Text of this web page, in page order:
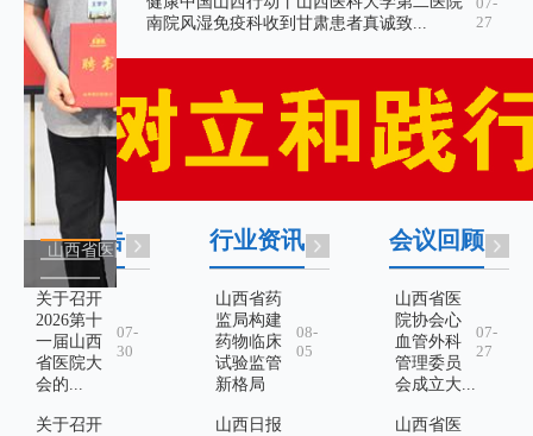
山西省医院协会心血管外科管理委员会成立大会暨2026心血管外
运城南风广场：中医夜市的养生范儿
长治和平医院神经内科党支部赴医院旧
南院风湿免疫科收到甘肃患者真诚致...
27
通知公告
关于召开
2026第十
一届山西
省医院大
会的...
07-
30
关于召开
行业资讯
山西省药
监局构建
药物临床
试验监管
新格局
08-
05
山西日报
会议回顾
山西省医
院协会心
血管外科
管理委员
会成立大...
07-
27
山西省医